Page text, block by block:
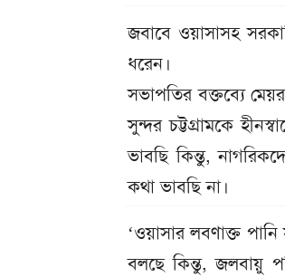
জবাবে ওয়াসাসহ
ধরেন।
সভাপতির বক্তব্যে
সুন্দর চট্টগ্রামকে
ভাবছি কিন্তু,
কথা ভাবছি না।
‘ওয়াসার লবণাক্ত
বলছে কিন্তু, জলবায়ু